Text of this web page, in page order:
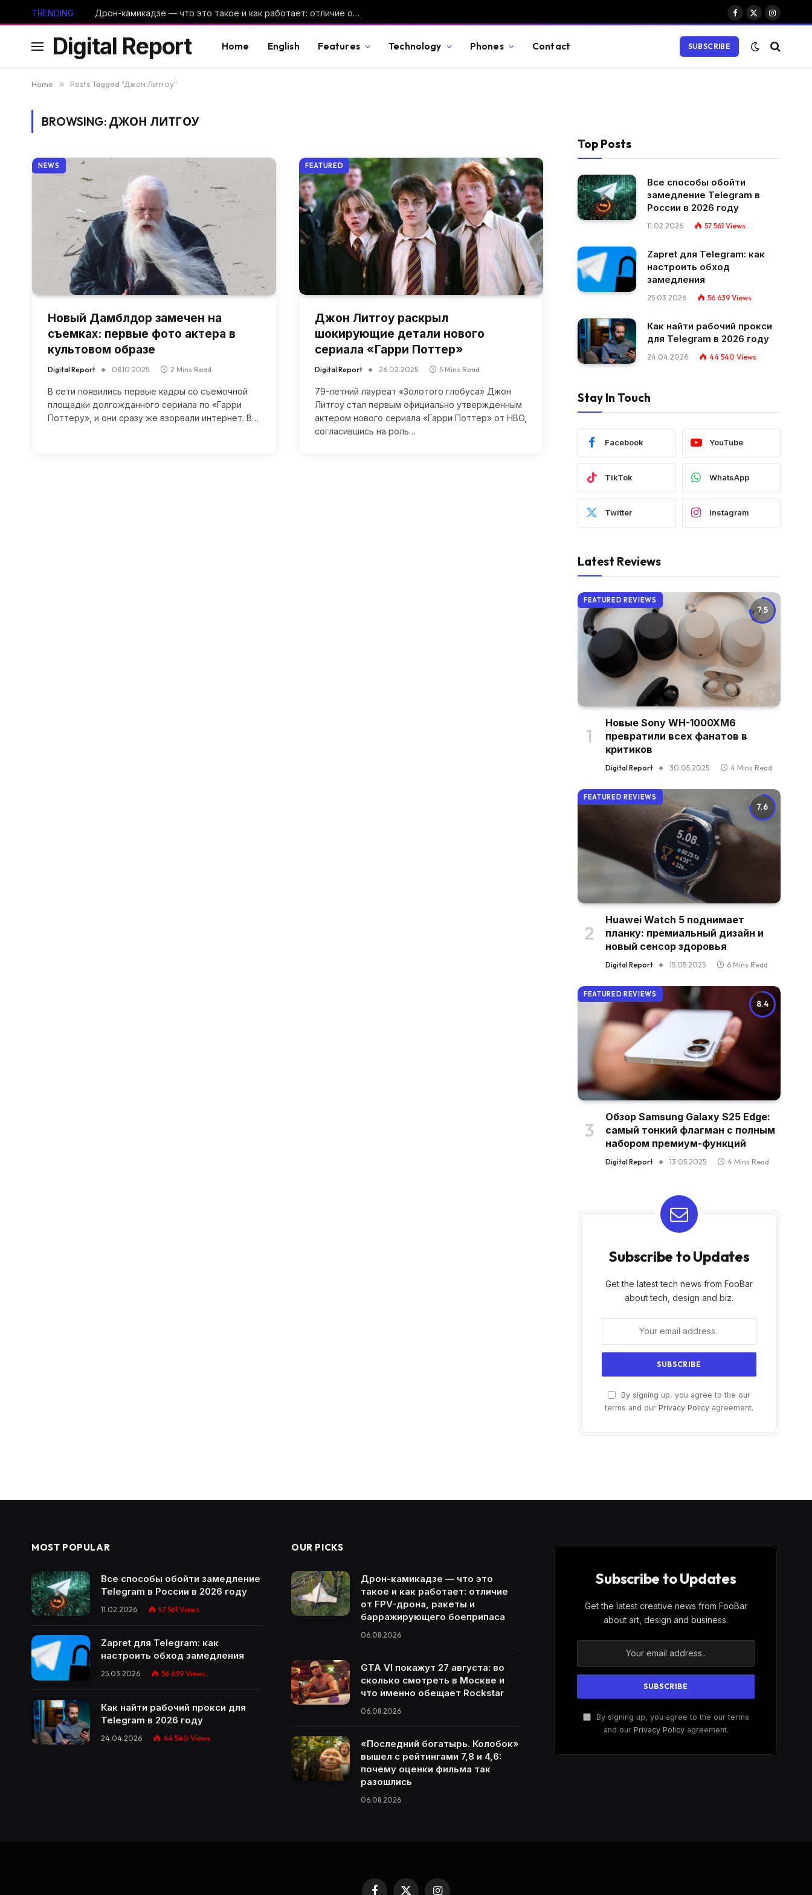
TRENDING Дрон-камикадзе — что это такое и как работает: отличие от FPV-дрона, ракеты и барражирующего боеприпаса
Facebook
X
Instagram
Digital Report Home English Features Technology Phones Contact SUBSCRIBE
Home » Posts Tagged "Джон Литгоу"
BROWSING: ДЖОН ЛИТГОУ
NEWS
Новый Дамблдор замечен на
съемках: первые фото актера в
культовом образе
Digital Report 08.10.2025 2 Mins Read
В сети появились первые кадры со съемочной
площадки долгожданного сериала по «Гарри
Поттеру», и они сразу же взорвали интернет. В…
FEATURED
Джон Литгоу раскрыл
шокирующие детали нового
сериала «Гарри Поттер»
Digital Report 26.02.2025 5 Mins Read
79-летний лауреат «Золотого глобуса» Джон
Литгоу стал первым официально утвержденным
актером нового сериала «Гарри Поттер» от HBO,
согласившись на роль…
Top Posts
Все способы обойти
замедление Telegram в
России в 2026 году
11.02.2026 57 561 Views
Zapret для Telegram: как
настроить обход
замедления
25.03.2026 56 639 Views
Как найти рабочий прокси
для Telegram в 2026 году
24.04.2026 44 540 Views
Stay In Touch
Facebook YouTube
TikTok WhatsApp
Twitter Instagram
Latest Reviews
7.5
FEATURED REVIEWS
Новые Sony WH-1000XM6
превратили всех фанатов в
критиков
Digital Report 30.05.2025 4 Mins Read
7.6
FEATURED REVIEWS
Huawei Watch 5 поднимает
планку: премиальный дизайн и
новый сенсор здоровья
Digital Report 15.05.2025 6 Mins Read
8.4
FEATURED REVIEWS
Обзор Samsung Galaxy S25 Edge:
самый тонкий флагман с полным
набором премиум-функций
Digital Report 13.05.2025 4 Mins Read
Subscribe to Updates
Get the latest tech news from FooBar
about tech, design and biz.
By signing up, you agree to the our
terms and our Privacy Policy agreement.
MOST POPULAR
Все способы обойти замедление
Telegram в России в 2026 году
11.02.2026 57 561 Views
Zapret для Telegram: как
настроить обход замедления
25.03.2026 56 639 Views
Как найти рабочий прокси для
Telegram в 2026 году
24.04.2026 44 540 Views
OUR PICKS
Дрон-камикадзе — что это
такое и как работает: отличие
от FPV-дрона, ракеты и
барражирующего боеприпаса
06.08.2026
GTA VI покажут 27 августа: во
сколько смотреть в Москве и
что именно обещает Rockstar
06.08.2026
«Последний богатырь. Колобок»
вышел с рейтингами 7,8 и 4,6:
почему оценки фильма так
разошлись
06.08.2026
Subscribe to Updates
Get the latest creative news from FooBar
about art, design and business.
By signing up, you agree to the our terms
and our Privacy Policyagreement.